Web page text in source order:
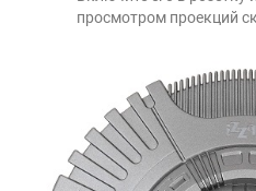
просмотром проекций